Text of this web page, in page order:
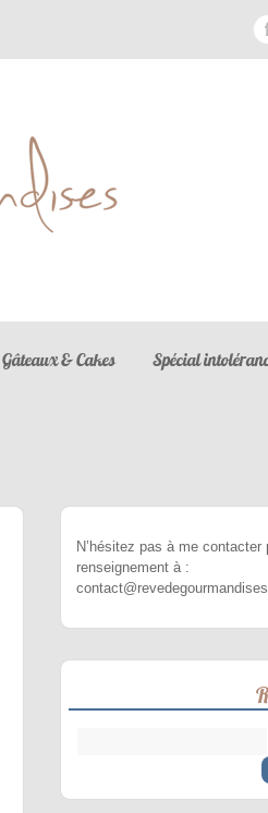
Gâteaux & Cakes Spécial
N’hésitez pas à me contacter
renseignement à :